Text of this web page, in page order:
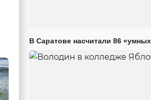
В Саратове насчитали 86